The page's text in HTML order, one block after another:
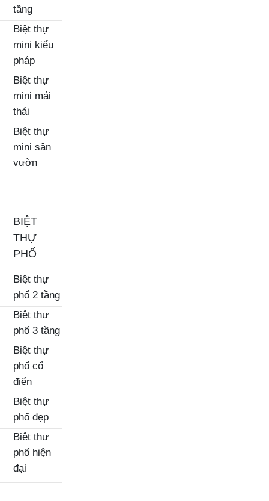
tầng
Biệt thự
mini kiểu
pháp
Biệt thự
mini mái
thái
Biệt thự
mini sân
vườn
BIỆT
THỰ
PHỐ
Biệt thự
phố 2 tầng
Biệt thự
phố 3 tầng
Biệt thự
phố cổ
điển
Biệt thự
phố đẹp
Biệt thự
phố hiện
đại